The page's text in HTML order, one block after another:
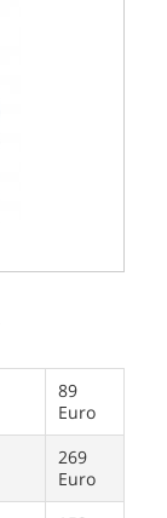
89
Euro
269
Euro